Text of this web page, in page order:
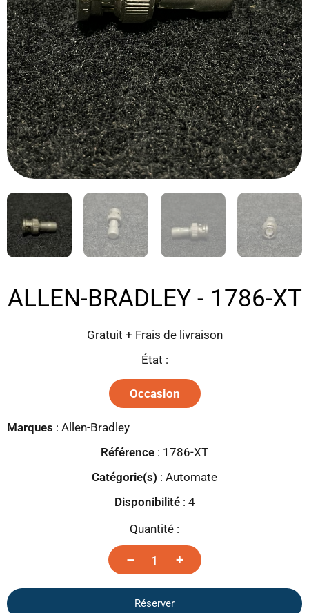
ALLEN-BRADLEY - 1786-XT
Gratuit + Frais de livraison
État :
Occasion
Marques : Allen-Bradley
Référence : 1786-XT
Catégorie(s) : Automate
Disponibilité: 4
Quantité :
– +
Réserver